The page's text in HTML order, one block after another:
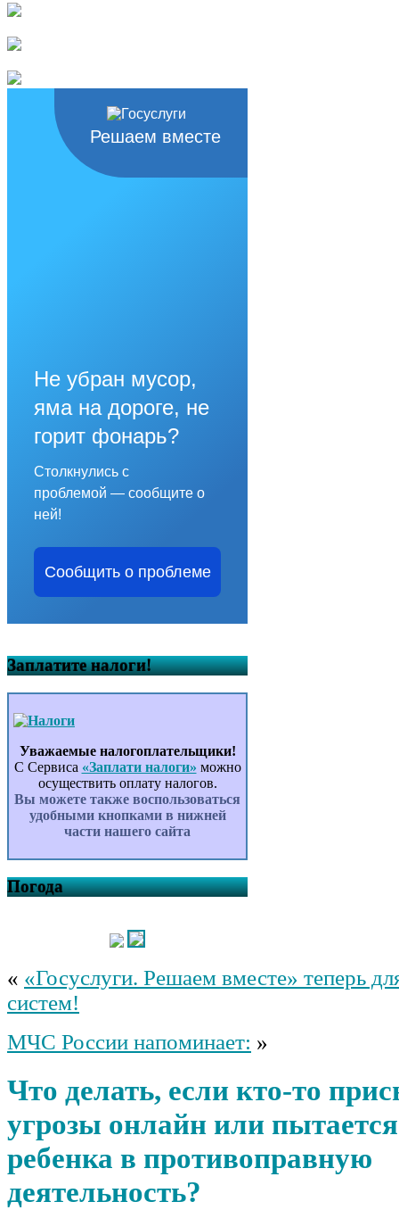
Решаем вместе
Не убран мусор,
яма на дороге, не
горит фонарь?
Столкнулись с
проблемой — сообщите о
ней!
Сообщить о проблеме
Заплатите налоги!
Уважаемые налогоплательщики!
С Сервиса «Заплати налоги» можно
осуществить оплату налогов.
Вы можете также воспользоваться
удобными кнопками в нижней
части нашего сайта
Погода
« «Госуслуги. Решаем вместе» теперь
систем!
МЧС России напоминает: »
Что делать, если кто-то
угрозы онлайн или
ребенка в противоправную
деятельность?